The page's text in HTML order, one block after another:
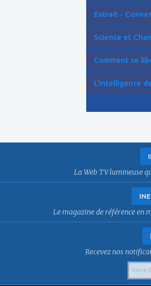
Extrait -
Science et
Comment se
L'intelligence
La Web TV lumineuse
Le magazine de référence en
Recevez nos